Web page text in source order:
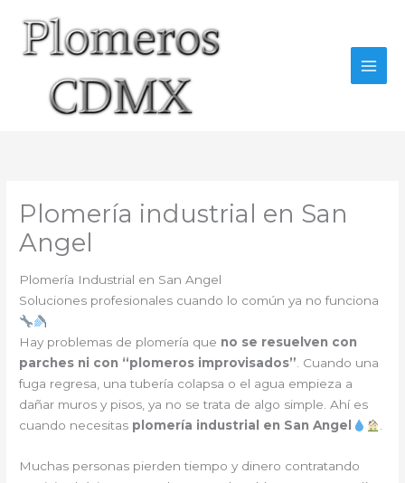
contenido
Plomería industrial en San
Angel
Plomería Industrial en San Angel
Soluciones profesionales cuando lo común ya no funciona
Hay problemas de plomería que no se resuelven con
parches ni con “plomeros improvisados”. Cuando una
fuga regresa, una tubería colapsa o el agua empieza a
dañar muros y pisos, ya no se trata de algo simple. Ahí es
cuando necesitas plomería industrial en San Angel .
Muchas personas pierden tiempo y dinero contratando